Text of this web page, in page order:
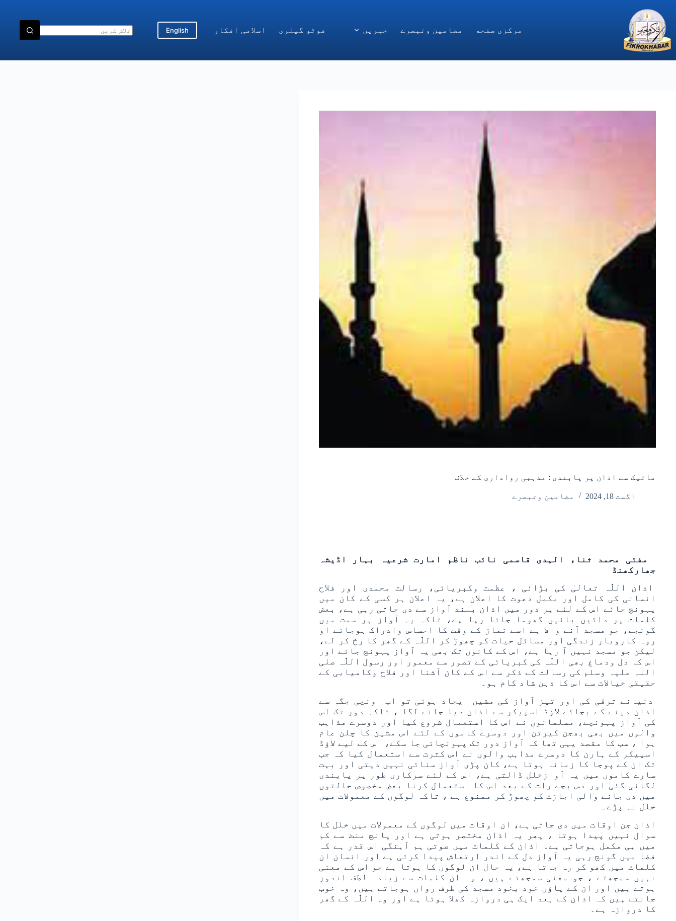
content
مركزى صفحه
مضامین وتبصرے خبریں فوٹو گیلری اسلامی افکار English
مائیک سے اذان پر پابندی : مذہبی رواداری کے خلاف
اگست 18, 2024 مضامین وتبصرے
مفتی محمد ثناء الہدی قاسمی نائب ناظم امارت شرعیہ بہار اڈیشہ
جھارکھنڈ
اذان اللّٰہ تعالیٰ کی بڑائی ، عظمت وکبریائی، رسالت محمدی اور فلاح
انسانی کی کامل اور مکمل دعوت کا اعلان ہے، یہ اعلان ہر کسی کے کان میں
پہونچ جائے اس کے لئے ہر دور میں اذان بلند آواز سے دی جاتی رہی ہے، بعض
کلمات پر دائیں بائیں گھوما جاتا رہا ہے، تاکہ یہ آواز ہر سمت میں
گونجے، جو مسجد آنے والا ہے اسے نماز کے وقت کا احساس وادراک ہوجائے او
روہ کاروبار زندگی اور مسائل حیات کو چھوڑ کر اللّٰہ کے گھر کا رخ کر لے،
لیکن جو مسجد نہیں آ رہا ہے، اس کے کانوں تک بھی یہ آواز پہونچ جائے اور
اس کا دل ودماغ بھی اللّٰہ کی کبریائی کے تصور سے معمور اور رسول اللّٰہ صلی
اللہ علیہ وسلم کی رسالت کے ذکر سے اس کے کان آشنا اور فلاح وکامیابی کے
حقیقی خیالات سے اس کا ذہن شاد کام ہو۔
دنیانے ترقی کی اور تیز آواز کی مشین ایجاد ہوئی تو اب اونچی جگہ سے
اذان دینے کے بجائے لاؤڈ اسپیکر سے اذان دیا جانے لگا ، تاکہ دور تک اس
کی آواز پہونچے، مسلمانوں نے اس کا استعمال شروع کیا اور دوسرے مذاہب
والوں میں بھی بھجن کیرتن اور دوسرے کاموں کے لئے اس مشین کا چلن عام
ہوا ، سب کا مقصد یہی تھا کہ آواز دور تک پہونچائی جا سکے، اس کے لیے لاؤڈ
اسپیکر کے ہارن کا دوسرے مذاہب والوں نے اس کثرت سے استعمال کیا کہ جب
تک ان کے پوجا کا زمانہ ہوتا ہے، کان پڑی آواز سنائی نہیں دیتی اور بہت
سارے کاموں میں یہ آوازخلل ڈالتی ہے، اس کے لئے سرکاری طور پر پابندی
لگائی گئی اور دس بجے رات کے بعد اس کا استعمال کرنا بعض مخصوص حالتوں
میں دی جانے والی اجازت کو چھوڑ کر ممنوع ہے ، تاکہ لوگوں کے معمولات میں
خلل نہ پڑے۔
اذان جن اوقات میں دی جاتی ہے، ان اوقات میں لوگوں کے معمولات میں خلل کا
سوال نہیں پیدا ہوتا ، پھر یہ اذان مختصر ہوتی ہے اور پانچ منٹ سے کم
میں ہی مکمل ہوجاتی ہے۔ اذان کے کلمات میں صوتی ہم آہنگی اس قدر ہے کہ
فضا میں گونج رہی یہ آواز دل کے اندر ارتعاش پیدا کرتی ہے اور انسان ان
کلمات میں کھو کر رہ جاتا ہے، یہ حال ان لوگوں کا ہوتا ہے جو اس کے معنی
نہیں سمجھتے ، جو معنی سمجھتے ہیں ، وہ ان کلمات سے زیادہ لطف اندوز
ہوتے ہیں اور ان کے پاؤں خود بخود مسجد کی طرف رواں ہوجاتے ہیں، وہ خوب
جانتے ہیں کہ اذان کے بعد ایک ہی دروازہ کھلا ہوتا ہے اور وہ اللّٰہ کے گھر
کا دروازہ ہے۔